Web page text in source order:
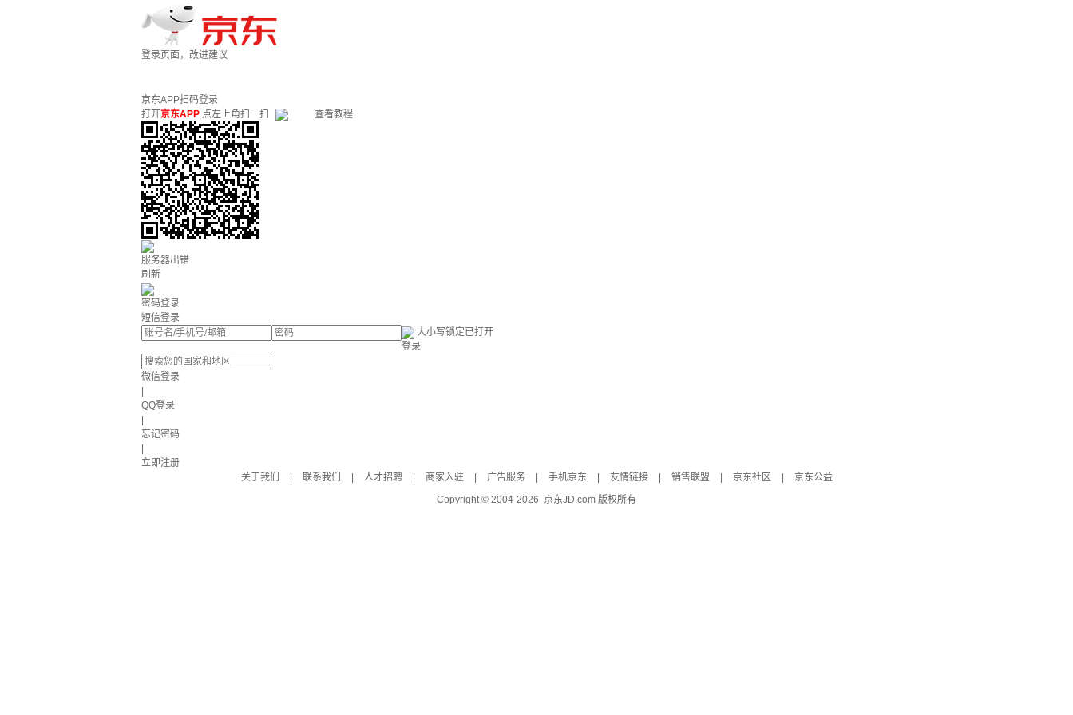
登录页面，改进建议
京东APP扫码登录
打开京东APP 点左上角扫一扫 查看教程
服务器出错
刷新
密码登录
短信登录
大小写锁定已打开
登录
微信登录
QQ登录
忘记密码
立即注册
关于我们
联系我们 人才招聘 商家入驻 广告服务 手机京东 友情链接 销售联盟 京东社区
京东公益
Copyright © 2004-2026 京东JD.com 版权所有